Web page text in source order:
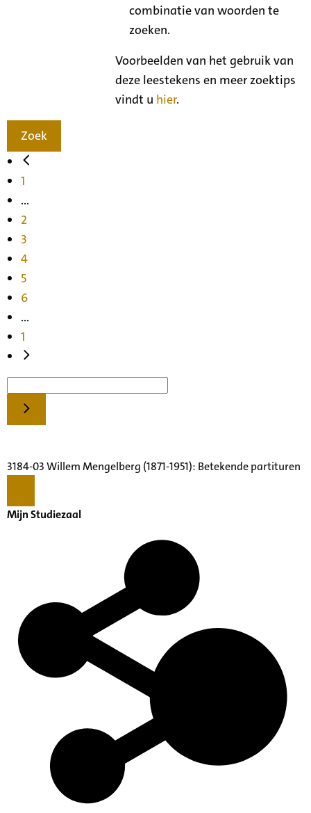
combinatie van woorden te
zoeken.
Voorbeelden van het gebruik van
deze leestekens en meer zoektips
vindt u hier.
Zoek
1
...
2
3
4
5
6
...
1
3184-03 Willem Mengelberg (1871-1951): Betekende partituren
Mijn Studiezaal